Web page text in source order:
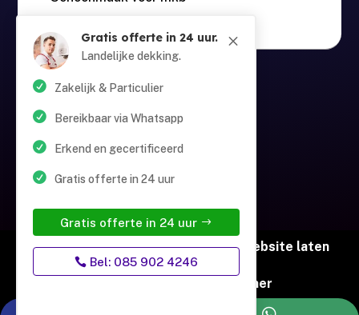

2531KA Den Haag

M
Gratis offerte in 24 uur.
Landelijke dekking.
Zakelijk & Particulier
Bereikbaar via Whatsapp
Erkend en gecertificeerd
Gratis offerte in 24 uur
Gratis offerte in 24 uur
Bel: 085 902 4246
© Copyright Schoonmaak Totaal | Website laten
maken door Flexamedia
Disclaimer